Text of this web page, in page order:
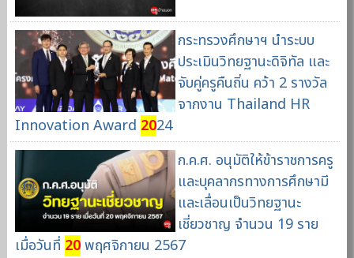
กระทรวงศึกษาฯ นำระบบ
ประเมินวิทยฐานะดิจิทัล และ
จับคู่ครูคืนถิ่น คว้า 2 รางวัล
จากงาน Thailand HR
Innovation Award 2024
ก.ค.ศ. อนุมัติให้ข้าราชการครู
และบุคลากรทางการศึกษามี
และเลื่อนเป็นวิทยฐานะ
เชี่ยวชาญ จำนวน 19 ราย
เมื่อวันที่ 20พฤศจิกายน 2567